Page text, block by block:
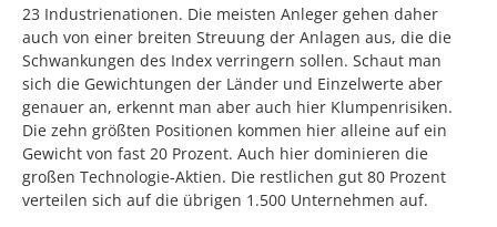
23 Industrienationen. Die meisten Anleger gehen daher
auch von einer breiten Streuung der Anlagen aus, die die
Schwankungen des Index verringern sollen. Schaut man
sich die Gewichtungen der Länder und Einzelwerte aber
genauer an, erkennt man aber auch hier Klumpenrisiken.
Die zehn größten Positionen kommen hier alleine auf ein
Gewicht von fast 20 Prozent. Auch hier dominieren die
großen Technologie-Aktien. Die restlichen gut 80 Prozent
verteilen sich auf die übrigen 1.500 Unternehmen auf.